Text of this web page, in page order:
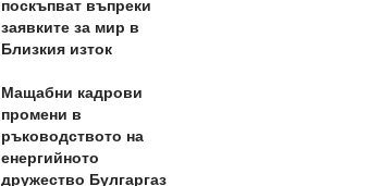
поскъпват въпреки
заявките за мир в
Близкия изток
Мащабни кадрови
промени в
ръководството на
енергийното
дружество Булгаргаз